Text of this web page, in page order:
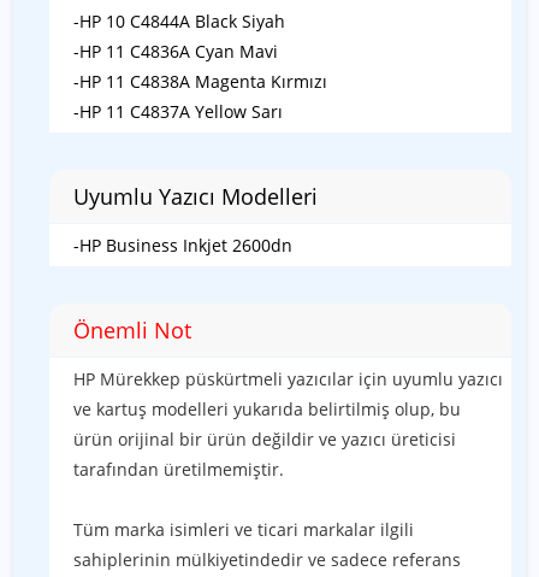
-HP 10 C4844A Black Siyah
-HP 11 C4836A Cyan Mavi
-HP 11 C4838A Magenta Kırmızı
-HP 11 C4837A Yellow Sarı
Uyumlu Yazıcı Modelleri
-HP Business Inkjet 2600dn
Önemli Not
HP Mürekkep püskürtmeli yazıcılar için uyumlu yazıcı
ve kartuş modelleri yukarıda belirtilmiş olup, bu
ürün orijinal bir ürün değildir ve yazıcı üreticisi
tarafından üretilmemiştir.
Tüm marka isimleri ve ticari markalar ilgili
sahiplerinin mülkiyetindedir ve sadece referans